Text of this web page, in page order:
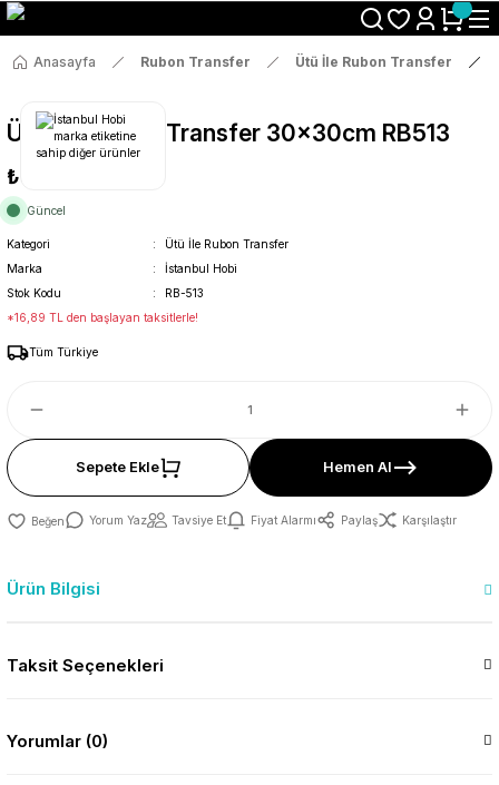
Size Özel "HG10" Koduyla Sepette Hemen %10 İndirimi Kaçırma
Anasayfa Rubon Transfer Ütü İle Rubon Transfer
Ütü İle Rub On Transfer 30x30cm RB513
₺89
Güncel
Kategori
Ütü İle Rubon Transfer
Marka
İstanbul Hobi
Stok Kodu
RB-513
*16,89 TL den başlayan taksitlerle!
Tüm Türkiye
Sepete Ekle Hemen Al
Yorum Yaz Tavsiye Et Fiyat Alarmı Paylaş Karşılaştır
Ürün Bilgisi
Taksit Seçenekleri
Yorumlar (0)